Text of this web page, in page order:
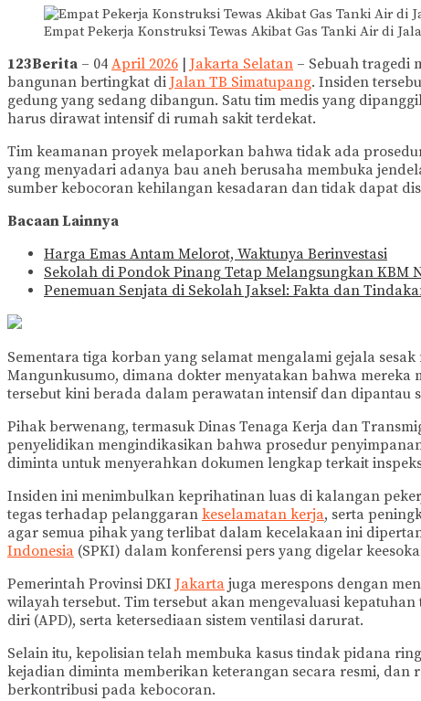
Empat Pekerja Konstruksi Tewas Akibat Gas Tanki Air di
123Berita – 04 April 2026 Jakarta Selatan – Sebuah tragedi
bangunan bertingkat di Jalan TB Simatupang. Insiden
gedung yang sedang dibangun. Satu tim medis yang
harus dirawat intensif di rumah sakit terdekat.
Tim keamanan proyek melaporkan bahwa tidak ada
yang menyadari adanya bau aneh berusaha membuka
sumber kebocoran kehilangan kesadaran dan tidak dapat
Bacaan Lainnya
Harga Emas Antam Melorot, Waktunya Berinvestasi
Sekolah di Pondok Pinang Tetap Melangsungkan KBM
Penemuan Senjata di Sekolah Jaksel: Fakta dan
Sementara tiga korban yang selamat mengalami gejala
Mangunkusumo, dimana dokter menyatakan bahwa
tersebut kini berada dalam perawatan intensif dan
Pihak berwenang, termasuk Dinas Tenaga Kerja dan
penyelidikan mengindikasikan bahwa prosedur
diminta untuk menyerahkan dokumen lengkap terkait
Insiden ini menimbulkan keprihatinan luas di kalangan
tegas terhadap pelanggaran keselamatan kerja, serta
agar semua pihak yang terlibat dalam kecelakaan ini
Indonesia (SPKI) dalam konferensi pers yang digelar
Pemerintah Provinsi DKI Jakarta juga merespons dengan
wilayah tersebut. Tim tersebut akan mengevaluasi
diri (APD), serta ketersediaan sistem ventilasi darurat.
Selain itu, kepolisian telah membuka kasus tindak pidana
kejadian diminta memberikan keterangan secara resmi,
berkontribusi pada kebocoran.